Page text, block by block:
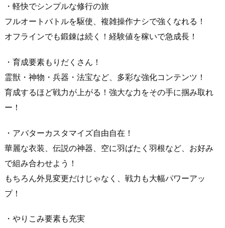
・軽快でシンプルな修行の旅
フルオートバトルを駆使、複雑操作ナシで強くなれる！
オフラインでも鍛錬は続く！経験値を稼いで急成長！
・育成要素もりだくさん！
霊獣・神物・兵器・法宝など、多彩な強化コンテンツ！
育成するほど戦力が上がる！強大な力をその手に掴み取れ
ー！
・アバターカスタマイズ自由自在！
華麗な衣装、伝説の神器、空に羽ばたく羽根など、お好み
で組み合わせよう！
もちろん外見変更だけじゃなく、戦力も大幅パワーアッ
プ！
・やりこみ要素も充実